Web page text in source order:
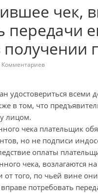
чек,
передачи
получении
Комментариев
удостовериться всеми
в том, что
лицом.
чека плательщик
но не подписи
оплаты
чека, возлагаются
от того, по чьей вине
потребовать